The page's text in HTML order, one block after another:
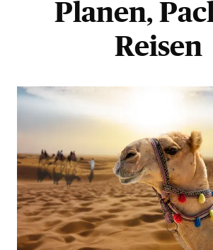
Planen,
Reisen